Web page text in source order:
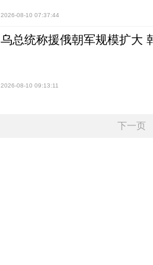
2026-08-10 07:37:44
乌总统称援俄朝军规模扩大
2026-08-10 09:13:11
下一页